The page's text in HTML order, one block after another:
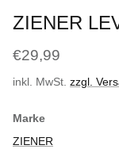
ZIENER
€29,99
inkl. MwSt. zzgl.
Marke
ZIENER